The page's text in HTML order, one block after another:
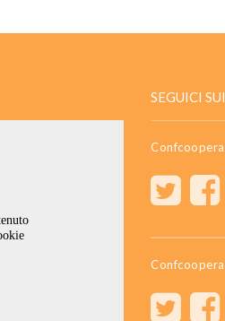
SEGUICI